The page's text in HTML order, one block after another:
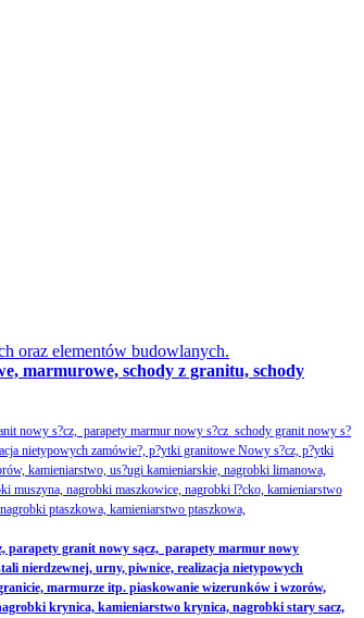
oraz elementów budowlanych.
marmurowe, schody z granitu, schody
nowy s?cz, parapety marmur nowy s?cz schody granit nowy s?
nietypowych zamówie?, p?ytki granitowe Nowy s?cz, p?ytki
kamieniarstwo, us?ugi kamieniarskie, nagrobki limanowa,
muszyna, nagrobki maszkowice, nagrobki l?cko, kamieniarstwo
ptaszkowa, kamieniarstwo ptaszkowa,
parapety granit nowy sącz, parapety marmur nowy
nierdzewnej, urny, piwnice, realizacja nietypowych
marmurze itp. piaskowanie wizerunków i wzorów,
krynica, kamieniarstwo krynica, nagrobki stary sacz,